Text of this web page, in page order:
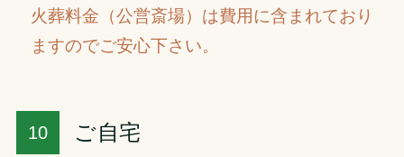
火葬料金（公営斎場）は費用に含まれており
ますのでご安心下さい。
ご自宅